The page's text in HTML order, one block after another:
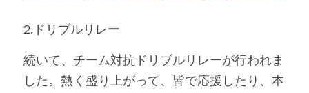
2.ドリブルリレー
続いて、チーム対抗ドリブルリレーが行われま
した。熱く盛り上がって、皆で応援したり、本